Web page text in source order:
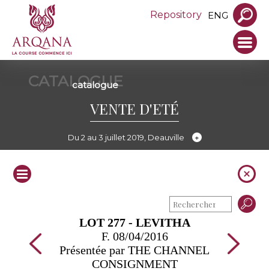
Repository ENG
CATALOGUE
catalogue
VENTE D'ETÉ
Du 2 au 3 juillet 2019, Deauville
LOT 277 - LEVITHA
F. 08/04/2016
Présentée par THE CHANNEL
CONSIGNMENT